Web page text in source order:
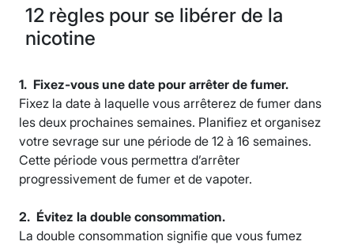
12 règles pour se libérer de la
nicotine
1. Fixez-vous une date pour arrêter de fumer.
Fixez la date à laquelle vous arrêterez de fumer dans
les deux prochaines semaines. Planifiez et organisez
votre sevrage sur une période de 12 à 16 semaines.
Cette période vous permettra d’arrêter
progressivement de fumer et de vapoter.
2. Évitez la double consommation.
La double consommation signifie que vous fumez